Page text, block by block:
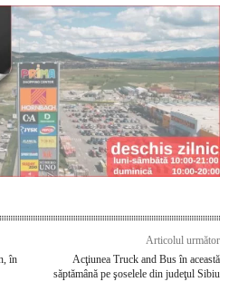
în
Articolul următor
Acţiunea Truck and Bus în această
săptămână pe şoselele din judeţul Sibiu